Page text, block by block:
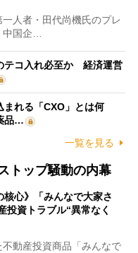
人者・田代尚機氏のプレ
中国企…
テコ入れ必至か 経済運営
まれる「CXO」とは何
品…
一覧を見る
トップ騒動の内幕
核心》「みんなで大家さ
投資トラブル“異常なく
動産投資商品「みんなで